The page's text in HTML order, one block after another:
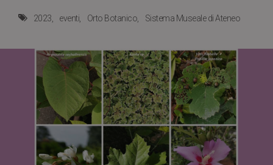
2023 eventi Orto Botanico Sistema Museale di Ateneo